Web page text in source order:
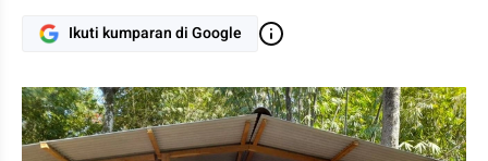
Ikuti kumparan di Google